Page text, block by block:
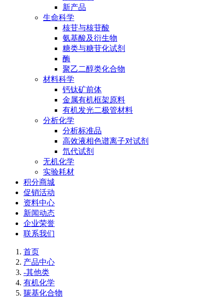
新产品
生命科学
核苷与核苷酸
氨基酸及衍生物
糖类与糖苷化试剂
酶
聚乙二醇类化合物
材料科学
钙钛矿前体
金属有机框架原料
有机发光二极管材料
分析化学
分析标准品
高效液相色谱离子对试剂
氘代试剂
无机化学
实验耗材
积分商城
促销活动
资料中心
新闻动态
企业荣誉
联系我们
首页
产品中心
-其他类
有机化学
羰基化合物